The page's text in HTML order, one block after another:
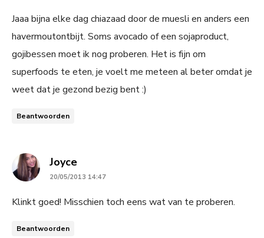
Jaaa bijna elke dag chiazaad door de muesli en anders een
havermoutontbijt. Soms avocado of een sojaproduct,
gojibessen moet ik nog proberen. Het is fijn om
superfoods te eten, je voelt me meteen al beter omdat je
weet dat je gezond bezig bent :)
Beantwoorden
Joycesays:
20/05/2013 14:47
Klinkt goed! Misschien toch eens wat van te proberen.
Beantwoorden